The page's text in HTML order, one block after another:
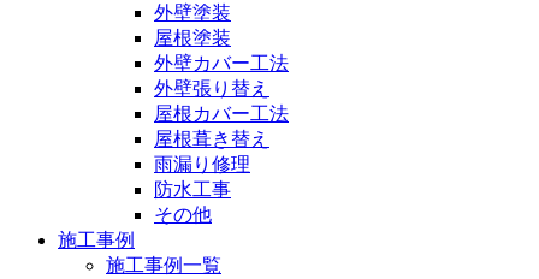
外壁塗装
屋根塗装
外壁カバー工法
外壁張り替え
屋根カバー工法
屋根葺き替え
雨漏り修理
防水工事
その他
施工事例
施工事例一覧